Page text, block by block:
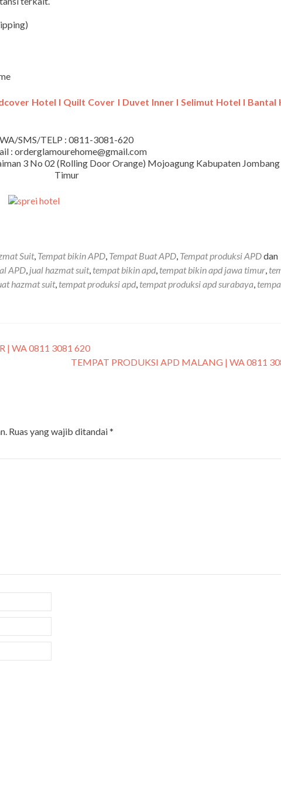
Hotel I Quilt Cover I Duvet Inner I Selimut Hotel I Bantal
WA/SMS/TELP : 0811-3081-620
: orderglamourehome@gmail.com
3 No 02 (Rolling Door Orange) Mojoagung Kabupaten Jombang
Timur
Suit, Tempat bikin APD, Tempat Buat APD, Tempat produksi APDdan
APD, jual hazmat suit, tempat bikin apd, tempat bikin apd jawa timur,
hazmat suit, tempat produksi apd, tempat produksi apd surabaya,
| WA 0811 3081 620
TEMPAT PRODUKSI APD MALANG | WA 0811
Ruas yang wajib ditandai*